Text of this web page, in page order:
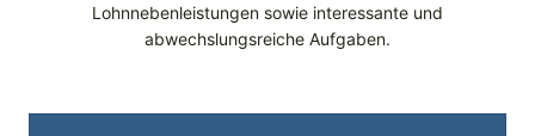
Lohnnebenleistungen sowie interessante und
abwechslungsreiche Aufgaben.